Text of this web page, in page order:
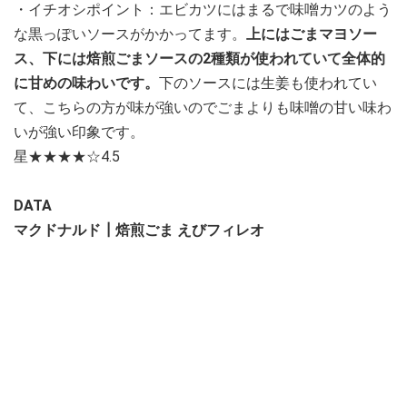
・イチオシポイント：エビカツにはまるで味噌カツのよう
な黒っぽいソースがかかってます。 上にはごまマヨソー
ス、下には焙煎ごまソースの2種類が使われていて全体的
に甘めの味わいです。 下のソースには生姜も使われてい
て、こちらの方が味が強いのでごまよりも味噌の甘い味わ
いが強い印象です。
星★★★★☆4.5
DATA
マクドナルド┃焙煎ごま えびフィレオ